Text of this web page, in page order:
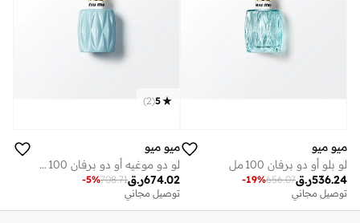
ميو ميو
لو بلو أو دو برفان 100 مل
ر.ق536.24
656.07
-19%
توصيل مجاني
5
(
2
)
ميو ميو
لو دو موغيه أو دو برفان 100 مل
ر.ق674.02
708.71
-5%
توصيل مجاني